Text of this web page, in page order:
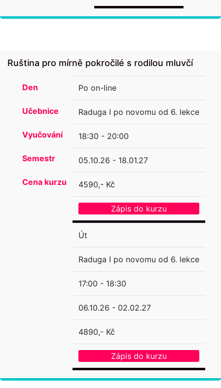
Ruština pro mírně pokročilé s rodilou mluvčí
Den
Učebnice
Vyučování
Semestr
Cena kurzu
Po on-line
Raduga I po novomu od 6. lekce
18:30 - 20:00
05.10.26 - 18.01.27
4590,- Kč
Zápis do kurzu
Út
Raduga I po novomu od 6. lekce
17:00 - 18:30
06.10.26 - 02.02.27
4890,- Kč
Zápis do kurzu